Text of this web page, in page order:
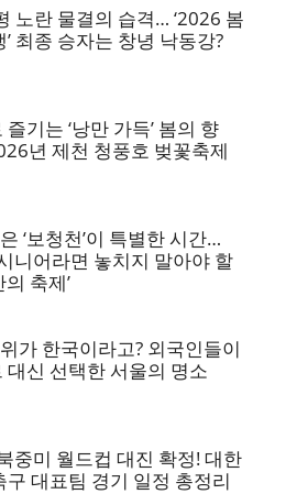
노란 물결의 습격… ‘2026 봄
’ 최종 승자는 창녕 낙동강?
즐기는 ‘낭만 가득’ 봄의 향
년 제천 청풍호 벚꽃축제
‘보청천’이 특별한 시간…
니어라면 놓치지 말아야 할
의 축제’
가 한국이라고? 외국인들이
대신 선택한 서울의 명소
중미 월드컵 대진 확정! 대한
구 대표팀 경기 일정 총정리